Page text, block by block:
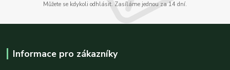
Můžete se kdykoli odhlásit. Zasíláme jednou za 14 dní.
Informace pro zákazníky